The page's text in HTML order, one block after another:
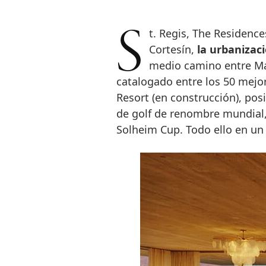
St. Regis, The Residences, Casares – Costa del Sol está ubicado en Finca Cortesín, la
medio camino entre
catalogado entre los 50
Resort (en construcción),
de golf de renombre
Solheim Cup. Todo ello en